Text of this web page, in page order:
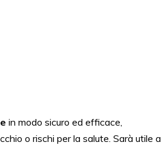
in modo sicuro ed efficace,
o rischi per la salute. Sarà utile a